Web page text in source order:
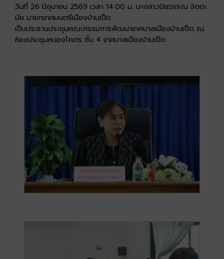
วันที่ 26 มิถุนายน 2569 เวลา 14.00 น. นางสาวปิยวรรณ จิตตะ
มัย นายกเทศมนตรีเมืองบ้านเป็ด
เป็นประธานประชุมคณะกรรมการพัฒนาเทศบาลเมืองบ้านเป็ด ณ
ห้องประชุมหนองโคตร ชั้น 4 เทศบาลเมืองบ้านเป็ด